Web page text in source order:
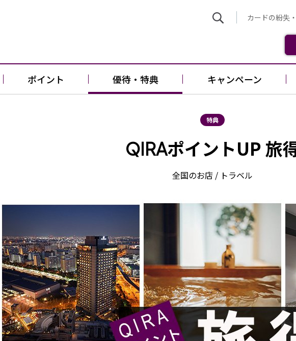
カードの紛失
ポイント 優待・特典 キャンペーン
特典
QIRAポイントUP 旅
全国のお店 / トラベル